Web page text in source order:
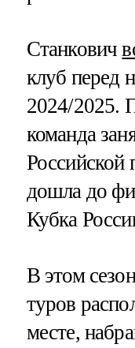
Станкович
клуб перед
2024/2025.
команда
Российской
дошла до
Кубка
В этом
туров
месте,